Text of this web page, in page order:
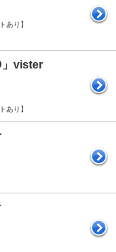
あり】
vister
あり】